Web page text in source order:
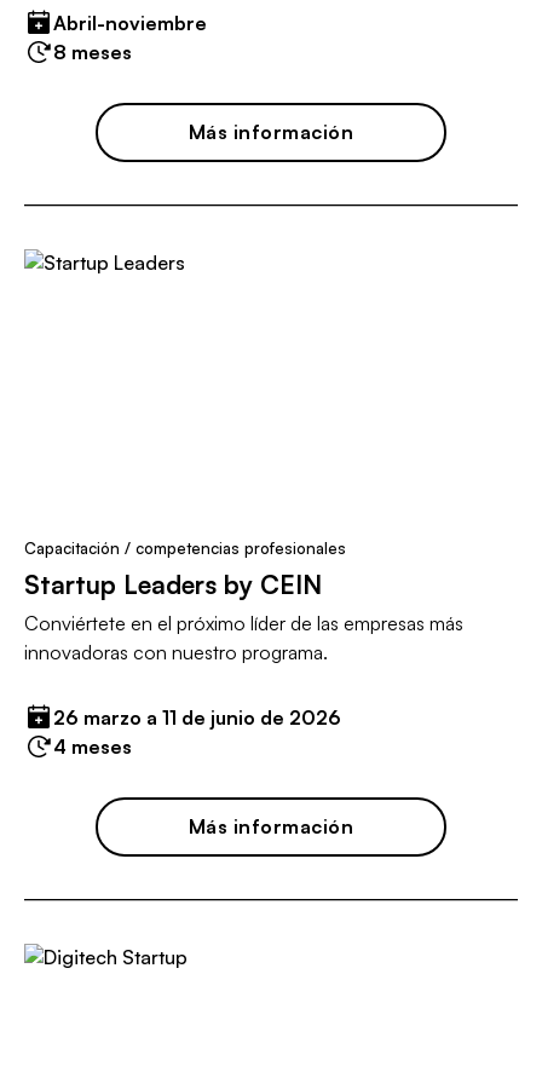
Abril-noviembre
8 meses
Más información
Capacitación / competencias profesionales
Startup Leaders by CEIN
Conviértete en el próximo líder de las empresas más
innovadoras con nuestro programa.
26 marzo a 11 de junio de 2026
4 meses
Más información